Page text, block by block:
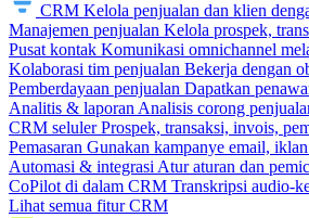
CRM Kelola penjualan dan klien
Manajemen penjualan Kelola prospek,
Pusat kontak Komunikasi omnichannel
Kolaborasi tim penjualan Bekerja dengan
Pemberdayaan penjualan Dapatkan
Analitis & laporan Analisis corong
CRM seluler Prospek, transaksi, invois,
Pemasaran Gunakan kampanye email,
Automasi & integrasi Atur aturan dan
CoPilot di dalam CRM Transkripsi audio-
Lihat semua fitur CRM